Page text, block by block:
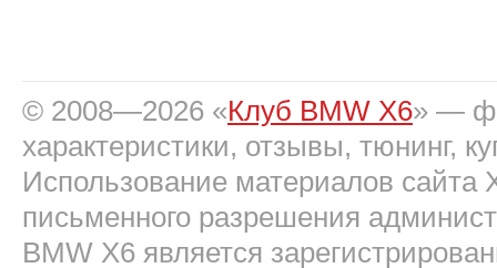
© 2008—2026 «Клуб BMW X6» —
характеристики, отзывы, тюнинг,
Использование материалов
письменного разрешения
BMW X6 является